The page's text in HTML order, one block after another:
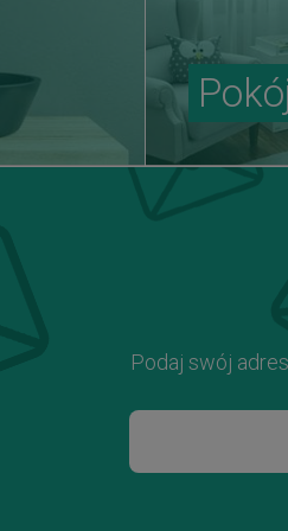
Podaj swój